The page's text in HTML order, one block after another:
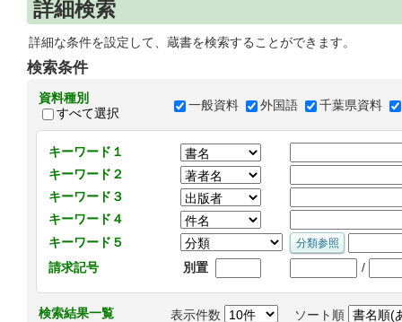
詳細検索
詳細な条件を設定して、蔵書を検索することができます。
検索条件
資料種別
すべて選択
一般資料 外国語 千葉県資料
キーワード１
キーワード２
キーワード３
キーワード４
キーワード５
請求記号
別置 /
検索結果一覧 表示件数 ソート順